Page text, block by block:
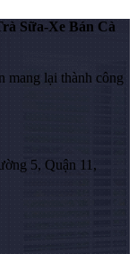
Sữa-Xe Bán Cà
mang lại thành công
5, Quận 11,